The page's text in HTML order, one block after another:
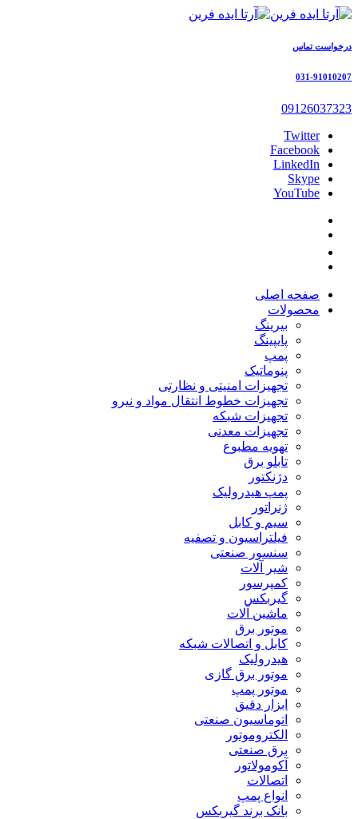
درخواست تماس
031-91010207
09126037323
Twitter
Facebook
LinkedIn
Skype
YouTube
صفحه اصلی
محصولات
بیرینگ
پایپینگ
پمپ
پنوماتیک
تجهیزات امنیتی و نظارتی
تجهیزات خطوط انتقال مواد و نیرو
تجهیزات شبکه
تجهیزات معدنی
تهویه مطبوع
تابلو برق
دژنکتور
پمپ هیدرولیک
ژنراتور
سیم و کابل
فیلتراسیون و تصفیه
سنسور صنعتی
شیر آلات
کمپرسور
گیربکس
ماشین آلات
موتور برق
کابل و اتصالات شبکه
هیدرولیک
موتور برق گازی
موتور پمپ
ابزار دقیق
اتوماسیون صنعتی
الکتروموتور
برق صنعتی
آکومولاتور
اتصالات
انواع پمپ
بانک برند گیربکس